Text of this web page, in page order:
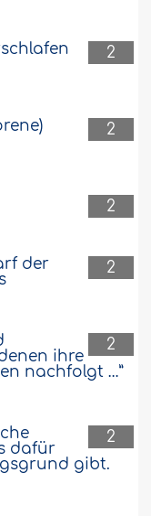
2
2
2
2
der
2
ihre
nachfolgt …”
2
dafür
gibt.